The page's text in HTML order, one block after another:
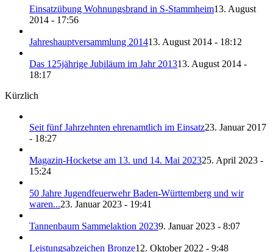
Einsatzübung Wohnungsbrand in S-Stammheim13. August
2014 - 17:56
Jahreshauptversammlung 201413. August 2014 - 18:12
Das 125jährige Jubiläum im Jahr 201313. August 2014 -
18:17
Kürzlich
Seit fünf Jahrzehnten ehrenamtlich im Einsatz23. Januar 2017
- 18:27
Magazin-Hocketse am 13. und 14. Mai 202325. April 2023 -
15:24
50 Jahre Jugendfeuerwehr Baden-Württemberg und wir
waren...23. Januar 2023 - 19:41
Tannenbaum Sammelaktion 20239. Januar 2023 - 8:07
Leistungsabzeichen Bronze12. Oktober 2022 - 9:48